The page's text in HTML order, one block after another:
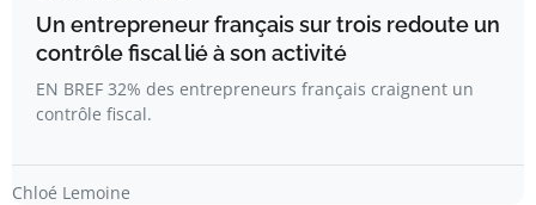
Un entrepreneur français sur trois redoute un
contrôle fiscal lié à son activité
EN BREF 32% des entrepreneurs français craignent un
contrôle fiscal.
Chloé Lemoine